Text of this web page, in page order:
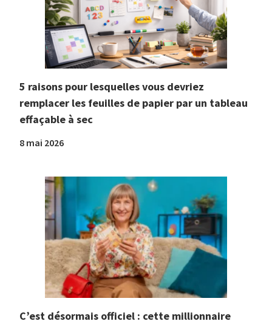
5 raisons pour lesquelles vous devriez
remplacer les feuilles de papier par un tableau
effaçable à sec
8 mai 2026
C’est désormais officiel : cette millionnaire